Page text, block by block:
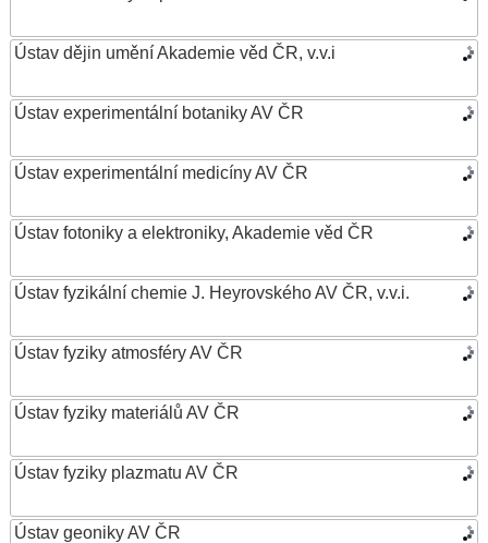
Ústav dějin umění Akademie věd ČR, v.v.i
Ústav experimentální botaniky AV ČR
Ústav experimentální medicíny AV ČR
Ústav fotoniky a elektroniky, Akademie věd ČR
Ústav fyzikální chemie J. Heyrovského AV ČR, v.v.i.
Ústav fyziky atmosféry AV ČR
Ústav fyziky materiálů AV ČR
Ústav fyziky plazmatu AV ČR
Ústav geoniky AV ČR